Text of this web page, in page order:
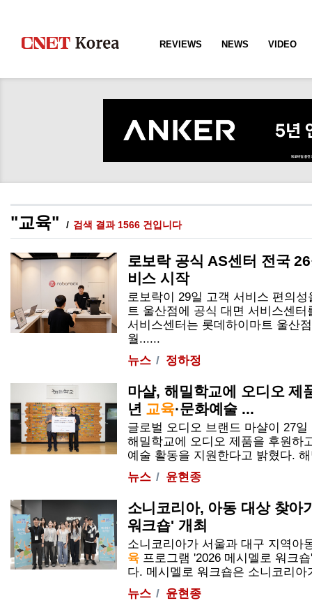
REVIEWS NEWS VIDEO
"교육" 검색 결과 1566 건입니다
로보락 공식 AS센터 전국
비스 시작
로보락이 29일 고객 서비스 편의
트 울산점에 공식 대면 서비스센
서비스센터는 롯데하이마트 울산
월......
뉴스
정하정
마샬, 해밀학교에 오디오
년 교육·문화예술 ...
글로벌 오디오 브랜드 마샬이 27
해밀학교에 오디오 제품을 후원하
예술 활동을 지원한다고 밝혔다.
뉴스
윤현종
소니코리아, 아동 대상 찾아
워크숍' 개최
소니코리아가 서울과 대구 지역아
육프로그램 '2026 메시멜로 워크
다. 메시멜로 워크숍은 소니코리아
뉴스
윤현종